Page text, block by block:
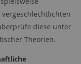
diese unter
Theorien.